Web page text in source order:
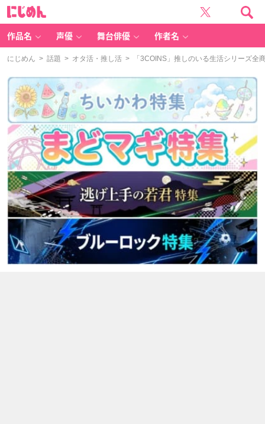
作品名 声優 舞台俳優 作者名
にじめん > 話題 > オタ活・推し活 > 「3COINS」推しのいる生活シリーズ全